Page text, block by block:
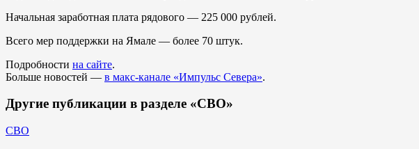
Начальная заработная плата рядового — 225 000 рублей.
Всего мер поддержки на Ямале — более 70 штук.
Подробности на сайте.
Больше новостей — в макс-канале «Импульс Севера».
Другие публикации в разделе «СВО»
СВО